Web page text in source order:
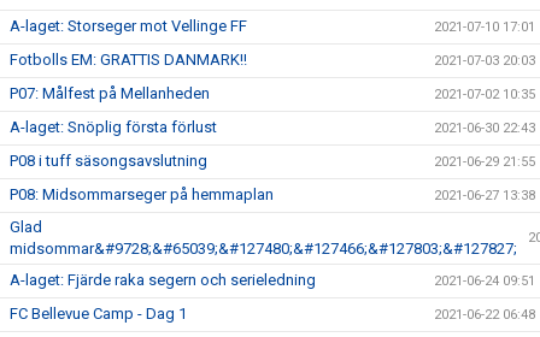
A-laget: Storseger mot Vellinge FF 2021-07-10 17:01
Fotbolls EM: GRATTIS DANMARK!! 2021-07-03 20:03
P07: Målfest på Mellanheden 2021-07-02 10:35
A-laget: Snöplig första förlust 2021-06-30 22:43
P08 i tuff säsongsavslutning 2021-06-29 21:55
P08: Midsommarseger på hemmaplan 2021-06-27 13:38
Glad
midsommar&#9728;&#65039;&#127480;&#127466;&#127803;&#127827;
A-laget: Fjärde raka segern och serieledning 2021-06-24 09:51
FC Bellevue Camp - Dag 1 2021-06-22 06:48